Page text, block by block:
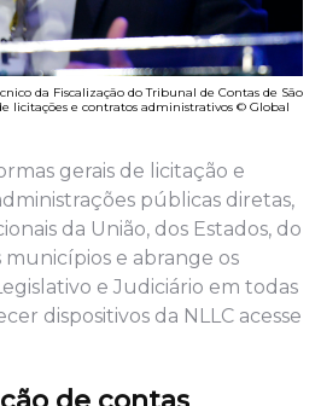
da Fiscalização do Tribunal de Contas de São
licitações e contratos administrativos © Global
gerais de licitação e
públicas diretas,
da União, dos Estados, do
municípios e abrange os
e Judiciário em todas
dispositivos da NLLC acesse